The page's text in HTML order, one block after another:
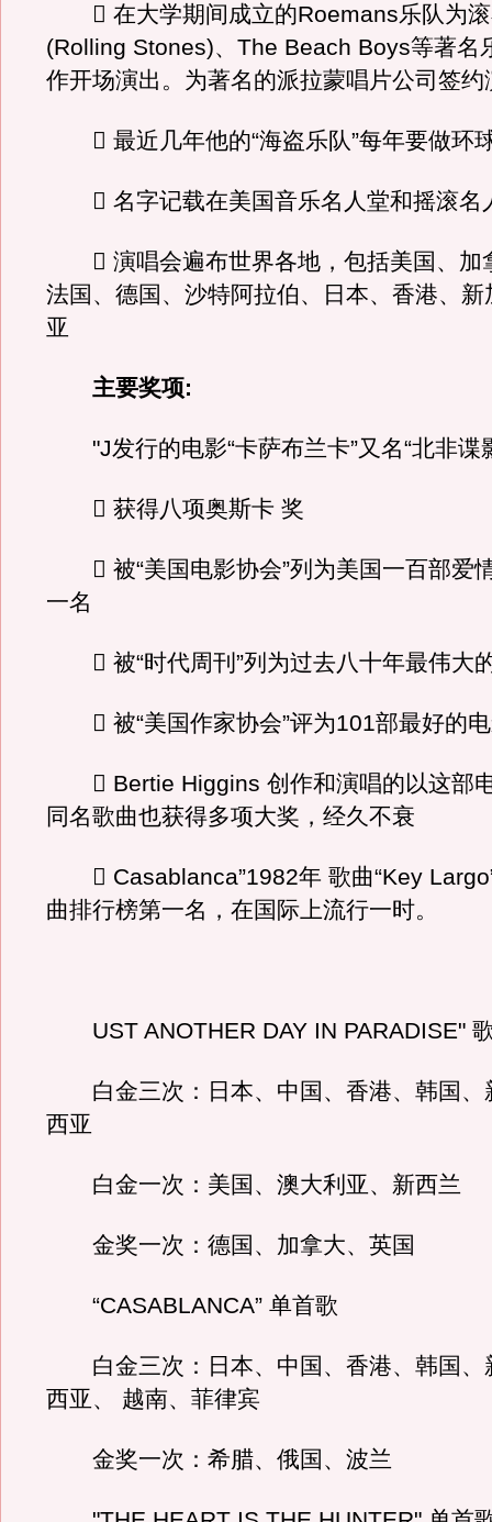
 在大学期间成立的Roemans乐队为滚
(Rolling Stones)、The Beach Boys等著名
作开场演出。为著名的派拉蒙唱片公司签约
 最近几年他的“海盗乐队”每年要做环
 名字记载在美国音乐名人堂和摇滚名
 演唱会遍布世界各地，包括美国、加
法国、德国、沙特阿拉伯、日本、香港、新
亚
主要奖项:
"J发行的电影“卡萨布兰卡”又名“北非谍
 获得八项奥斯卡 奖
 被“美国电影协会”列为美国一百部爱
一名
 被“时代周刊”列为过去八十年最伟大
 被“美国作家协会”评为101部最好的电
 Bertie Higgins 创作和演唱的以这部
同名歌曲也获得多项大奖，经久不衰
 Casablanca”1982年 歌曲“Key
曲排行榜第一名，在国际上流行一时。
UST ANOTHER DAY IN PARADISE"
白金三次：日本、中国、香港、韩国、
西亚
白金一次：美国、澳大利亚、新西兰
金奖一次：德国、加拿大、英国
“CASABLANCA” 单首歌
白金三次：日本、中国、香港、韩国、
西亚、 越南、菲律宾
金奖一次：希腊、俄国、波兰